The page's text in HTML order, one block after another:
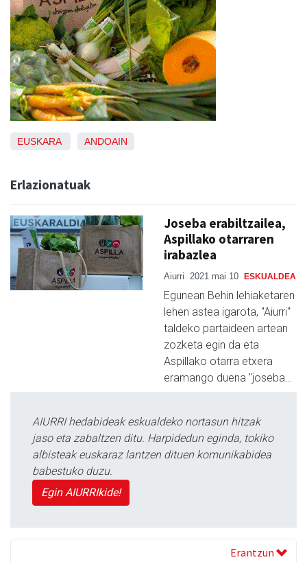
EUSKARA ANDOAIN
Erlazionatuak
Joseba erabiltzailea,
Aspillako otarraren
irabazlea
Aiurri 2021 mai 10 ESKUALDEA
Egunean Behin lehiaketaren
lehen astea igarota, "Aiurri"
taldeko partaideen artean
zozketa egin da eta
Aspillako otarra etxera
eramango duena "joseba…
AIURRI hedabideak eskualdeko nortasun hitzak
jaso eta zabaltzen ditu. Harpidedun eginda, tokiko
albisteak euskaraz lantzen dituen komunikabidea
babestuko duzu.
Egin AIURRIkide!
Erantzun